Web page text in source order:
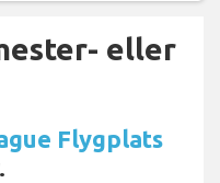
eller
Flygplats